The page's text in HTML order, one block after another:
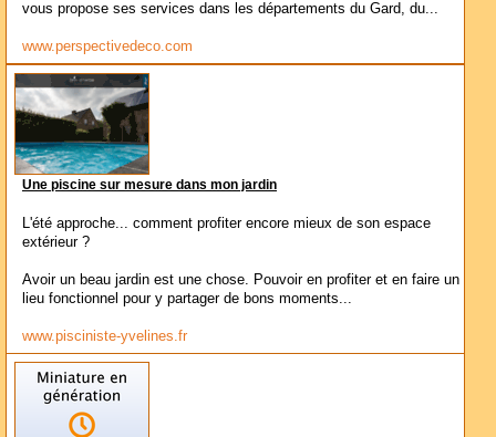
vous propose ses services dans les départements du Gard, du...
www.perspectivedeco.com
Une piscine sur mesure dans mon jardin
L'été approche... comment profiter encore mieux de son espace
extérieur ?
Avoir un beau jardin est une chose. Pouvoir en profiter et en faire un
lieu fonctionnel pour y partager de bons moments...
www.pisciniste-yvelines.fr